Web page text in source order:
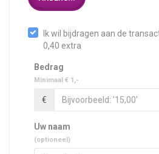
Ik wil bijdragen aan de
0,40 extra
Bedrag
Minimaal € 1,-
€
Uw naam
(optioneel)